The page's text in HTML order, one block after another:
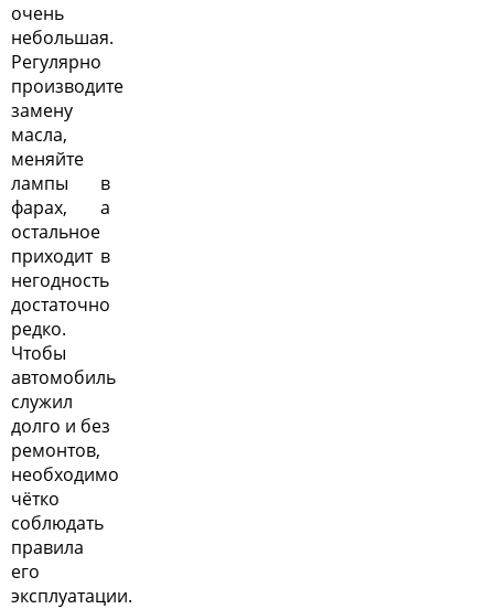
очень
небольшая.
Регулярно
производите
замену
масла,
меняйте
лампы в
фарах, а
остальное
приходит в
негодность
достаточно
редко.
Чтобы
автомобиль
служил
долго и без
ремонтов,
необходимо
чётко
соблюдать
правила
его
эксплуатации.